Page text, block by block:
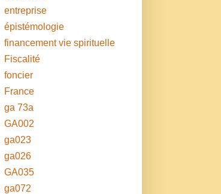
entreprise
épistémologie
financement vie spirituelle
Fiscalité
foncier
France
ga 73a
GA002
ga023
ga026
GA035
ga072